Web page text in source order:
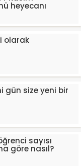
heyecanı
olarak
gün size yeni bir
sayısı
göre nasıl?